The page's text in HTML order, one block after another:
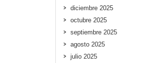
diciembre 2025
octubre 2025
septiembre 2025
agosto 2025
julio 2025